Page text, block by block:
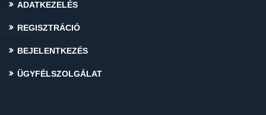
ADATKEZELÉS
REGISZTRÁCIÓ
BEJELENTKEZÉS
ÜGYFÉLSZOLGÁLAT